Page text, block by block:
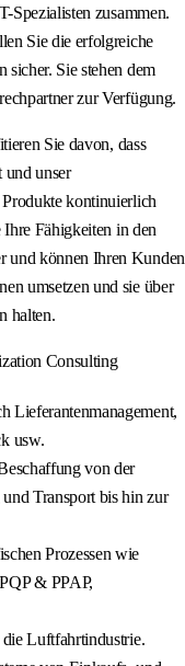
Spezialisten zusammen.
Sie die erfolgreiche
Sie stehen dem
zur Verfügung.
Sie davon, dass
und unser
kontinuierlich
Fähigkeiten in den
und können Ihren Kunden
umsetzen und sie über
halten.
Consulting
Lieferantenmanagement,
usw.
von der
Transport bis hin zur
Prozessen wie
& PPAP,
Luftfahrtindustrie.